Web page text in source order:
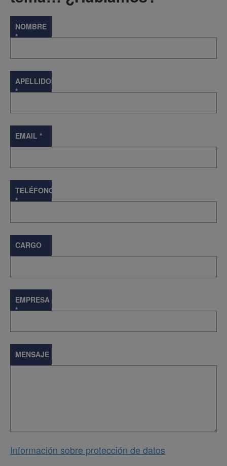
NOMBRE
*
APELLIDOS
*
EMAIL *
TELÉFONO
*
CARGO
EMPRESA
*
MENSAJE
Información sobre protección de datos